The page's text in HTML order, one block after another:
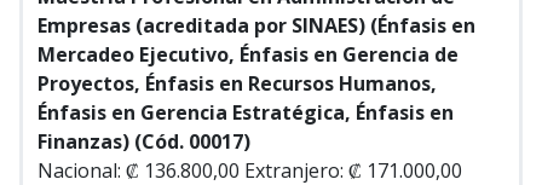
Empresas (acreditada por SINAES) (Énfasis en
Mercadeo Ejecutivo, Énfasis en Gerencia de
Proyectos, Énfasis en Recursos Humanos,
Énfasis en Gerencia Estratégica, Énfasis en
Finanzas) (Cód. 00017)
Nacional: ₡ 136.800,00 Extranjero: ₡ 171.000,00